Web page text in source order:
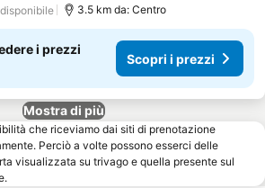
3.5 km da: Centro
i prezzi
Scopri i prezzi
Mostra di più
che riceviamo dai siti di prenotazione
Perciò a volte possono esserci delle
visualizzata su trivago e quella presente sul